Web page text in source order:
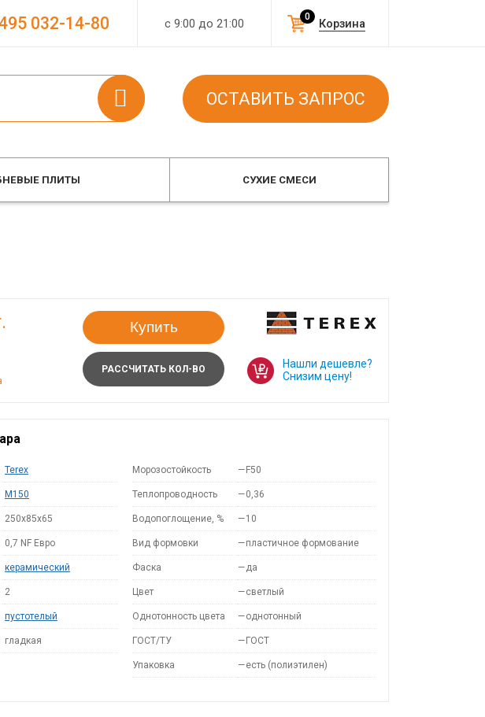
с 9:00 до 21:00 Корзина
0
032-14-80
ОСТАВИТЬ ЗАПРОС
ПЛИТЫ СУХИЕ СМЕСИ
Купить
РАССЧИТАТЬ КОЛ-ВО
Нашли дешевле?
Снизим цену!
Terex
M150
250x85x65
0,7 NF Евро
керамический
2
пустотелый
гладкая
Морозостойкость — F50
Теплопроводность —0,36
Водопоглощение, % —10
Вид формовки —пластичное формование
Фаска —да
Цвет —светлый
Однотонность цвета —однотонный
ГОСТ/ТУ — ГОСТ
Упаковка —есть (полиэтилен)